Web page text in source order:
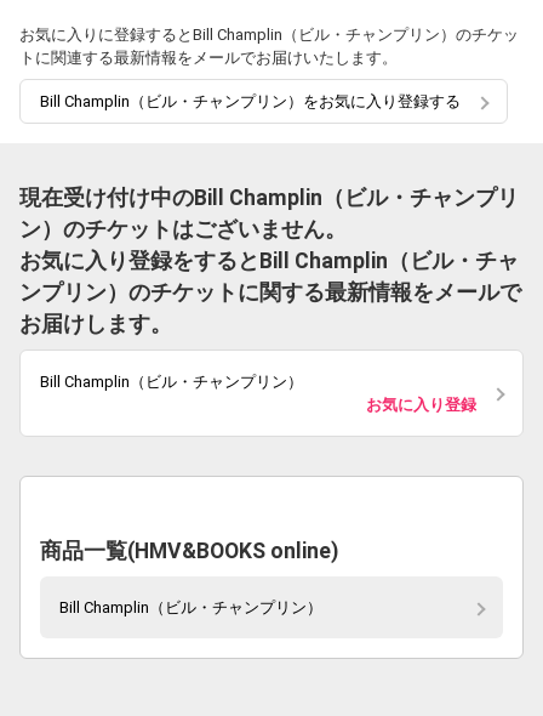
お気に入りに登録するとBill Champlin（ビル・チャンプリン）のチケッ
トに関連する最新情報をメールでお届けいたします。
Bill Champlin（ビル・チャンプリン）をお気に入り登録する
現在受け付け中のBill Champlin（ビル・チャンプリ
ン）のチケットはございません。
お気に入り登録をするとBill Champlin（ビル・チャ
ンプリン）のチケットに関する最新情報をメールで
お届けします。
Bill Champlin（ビル・チャンプリン）
お気に入り登録
商品一覧(HMV&BOOKS online)
Bill Champlin（ビル・チャンプリン）